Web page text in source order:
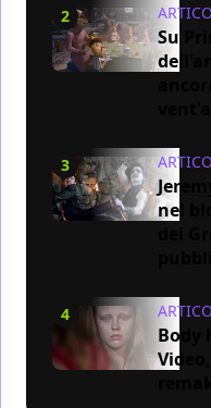
2
Su
3
nel
4
Body